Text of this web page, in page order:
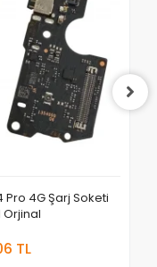
Pro 4G Şarj Soketi
Orjinal
TL